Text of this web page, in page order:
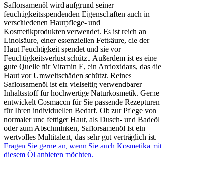
Saflorsamenöl wird aufgrund seiner
feuchtigkeitsspendenden Eigenschaften auch in
verschiedenen Hautpflege- und
Kosmetikprodukten verwendet. Es ist reich an
Linolsäure, einer essenziellen Fettsäure, die der
Haut Feuchtigkeit spendet und sie vor
Feuchtigkeitsverlust schützt. Außerdem ist es eine
gute Quelle für Vitamin E, ein Antioxidans, das die
Haut vor Umweltschäden schützt. Reines
Saflorsamenöl ist ein vielseitig verwendbarer
Inhaltsstoff für hochwertige Naturkosmetik. Gerne
entwickelt Cosmacon für Sie passende Rezepturen
für Ihren individuellen Bedarf. Ob zur Pflege von
normaler und fettiger Haut, als Dusch- und Badeöl
oder zum Abschminken, Saflorsamenöl ist ein
wertvolles Multitalent, das sehr gut verträglich ist.
Fragen Sie gerne an, wenn Sie auch Kosmetika mit
diesem Öl anbieten möchten.